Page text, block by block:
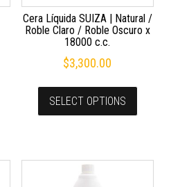
Cera Líquida SUIZA | Natural /
Roble Claro / Roble Oscuro x
18000 c.c.
$3,300.00
SELECT OPTIONS